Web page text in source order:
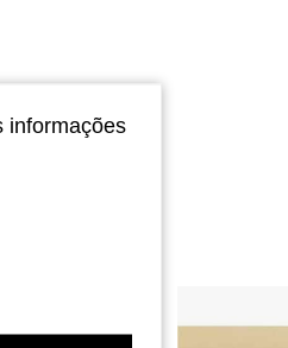
informações